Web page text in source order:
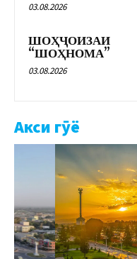
03.08.2026
ШОҲҶОИЗАИ
“ШОҲНОМА”
03.08.2026
Акси гӯё